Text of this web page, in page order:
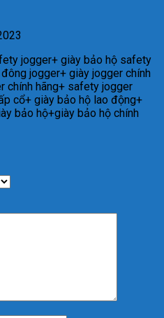
jogger+ giày bảo hộ safety
jogger+ giày jogger chính
chính hãng+ safety jogger
cổ+ giày bảo hộ lao động+
bảo hộ+giày bảo hộ chính